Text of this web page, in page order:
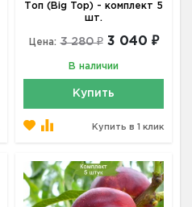
Топ (Big Top) - комплект 5
шт.
Цена: 3 280 ₽ 3 040 ₽
В наличии
Купить
Купить в 1 клик